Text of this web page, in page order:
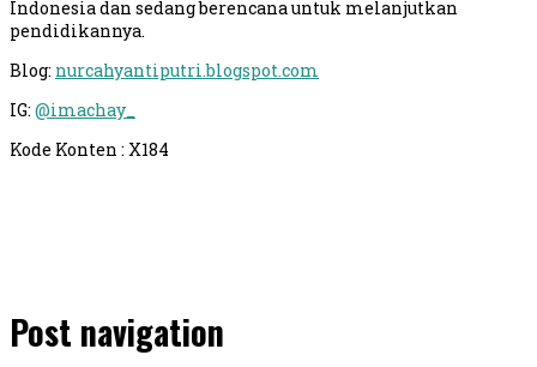
Indonesia dan sedang berencana untuk melanjutkan
pendidikannya.
Blog: nurcahyantiputri.blogspot.com
IG: @imachay_
Kode Konten : X184
Post navigation